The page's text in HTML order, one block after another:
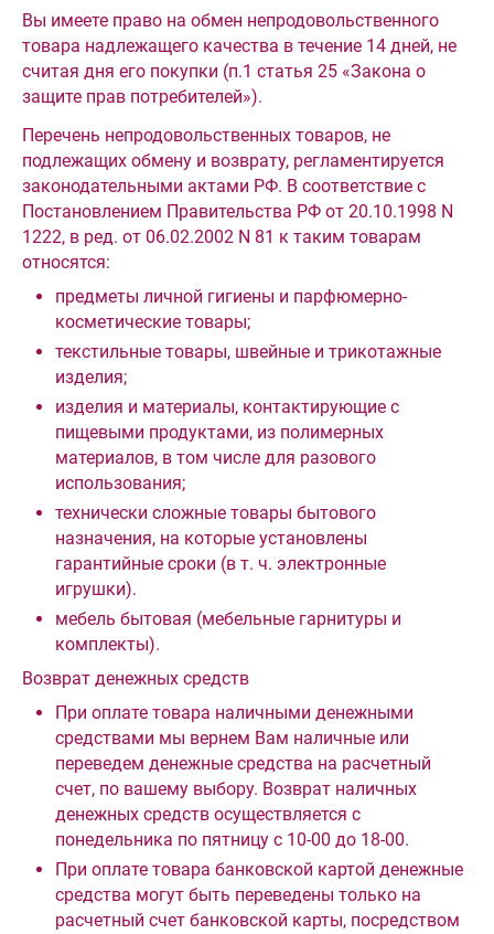
Вы имеете право на обмен непродовольственного
товара надлежащего качества в течение 14 дней, не
считая дня его покупки (п.1 статья 25 «Закона о
защите прав потребителей»).
Перечень непродовольственных товаров, не
подлежащих обмену и возврату, регламентируется
законодательными актами РФ. В соответствие с
Постановлением Правительства РФ от 20.10.1998 N
1222, в ред. от 06.02.2002 N 81 к таким товарам
относятся:
предметы личной гигиены и парфюмерно-
косметические товары;
текстильные товары, швейные и трикотажные
изделия;
изделия и материалы, контактирующие с
пищевыми продуктами, из полимерных
материалов, в том числе для разового
использования;
технически сложные товары бытового
назначения, на которые установлены
гарантийные сроки (в т. ч. электронные
игрушки).
мебель бытовая (мебельные гарнитуры и
комплекты).
Возврат денежных средств
При оплате товара наличными денежными
средствами мы вернем Вам наличные или
переведем денежные средства на расчетный
счет, по вашему выбору. Возврат наличных
денежных средств осуществляется с
понедельника по пятницу с 10-00 до 18-00.
При оплате товара банковской картой денежные
средства могут быть переведены только на
расчетный счет банковской карты, посредством